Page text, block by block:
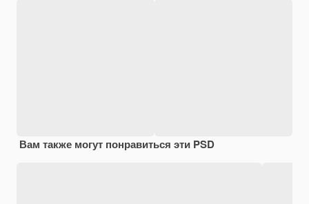
Вам также могут понравиться эти PSD